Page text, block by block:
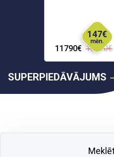
11790€ 16290€
147€
mēn.
SUPERPIEDĀVĀJUMS